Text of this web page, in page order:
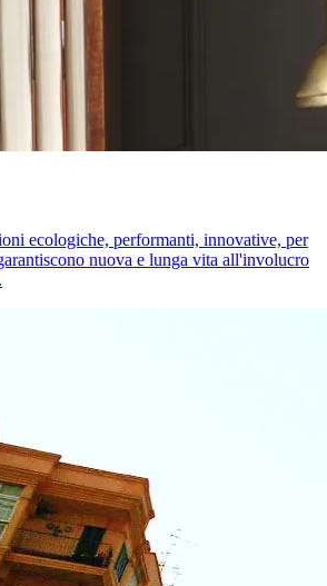
ecologiche, performanti, innovative, per
nuova e lunga vita all'involucro